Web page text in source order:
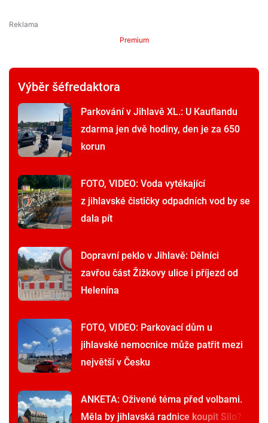
Premium
Výběr šéfredaktora
Parkování v Jihlavě XL.: U Kauflandu
zdarma jen dvě hodiny, den je za 650
korun
FOTO, VIDEO: Voda vytékající
z jihlavské čističky odpadních vod by se
dala pít
Dopravní peklo v Jihlavě: Dělníci
zavřou část Žižkovy ulice i příjezd od
Helenína
FOTO, VIDEO: Parkovací dům u
jihlavské nemocnice může patřit mezi
největší v Česku
ANKETA: Oživené téma před volbami.
Měla by jihlavská radnice koupit Silo?